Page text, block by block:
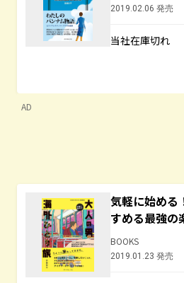
2019.02.06 発売
当社在庫切れ
AD
気軽に始める
すめる最強の
BOOKS
2019.01.23 発売